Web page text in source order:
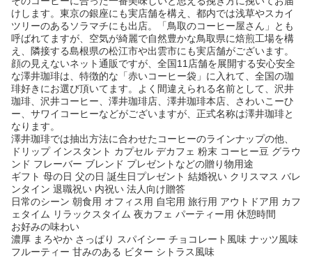
けします。東京の銀座にも実店舗を構え、都内では浅草やスカイ
ツリーのあるソラマチにも出店。「鳥取のコーヒー屋さん」とも
呼ばれてますが、空気が綺麗で自然豊かな鳥取県に焙煎工場を構
え、隣接する島根県の松江市や出雲市にも実店舗がございます。
顔の見えないネット通販ですが、全国11店舗を展開する安心安全
な澤井珈琲は、特徴的な「赤いコーヒー袋」に入れて、全国の珈
琲好きにお選び頂いてます。よく間違えられる名前として、沢井
珈琲、沢井コーヒー、澤井珈琲店、澤井珈琲本店、さわいこーひ
ー、サワイコーヒーなどがございますが、正式名称は澤井珈琲と
なります。
澤井珈琲では抽出方法に合わせたコーヒーのラインナップの他、
ドリップ インスタント カプセル デカフェ 粉末 コーヒー豆 グラウ
ンド フレーバー ブレンド プレゼントなどの贈り物用途
ギフト 母の日 父の日 誕生日プレゼント 結婚祝い クリスマス バレ
ンタイン 退職祝い 内祝い 法人向け贈答
日常のシーン 朝食用 オフィス用 自宅用 旅行用 アウトドア用 カフ
ェタイム リラックスタイム 夜カフェ パーティー用 休憩時間
お好みの味わい
濃厚 まろやか さっぱり スパイシー チョコレート風味 ナッツ風味
フルーティー 甘みのある ビター シトラス風味